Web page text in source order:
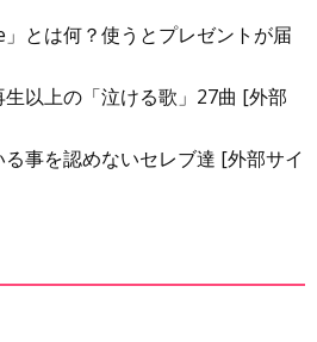
とは何？使うとプレゼントが届
以上の「泣ける歌」27曲 [外部
事を認めないセレブ達 [外部サイ